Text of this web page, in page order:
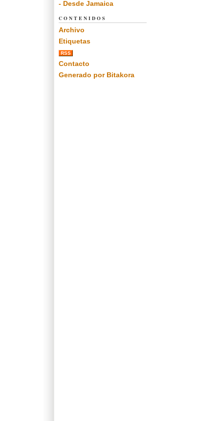
- Desde Jamaica
CONTENIDOS
Archivo
Etiquetas
RSS
Contacto
Generado por Bitakora